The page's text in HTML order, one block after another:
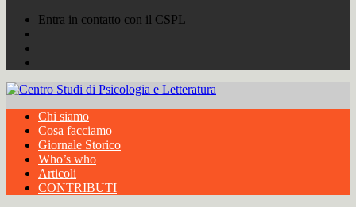
Entra in contatto con il CSPL
Chi siamo
Cosa facciamo
Giornale Storico
Who’s who
Articoli
CONTRIBUTI